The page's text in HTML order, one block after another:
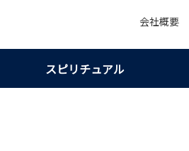
会社概要
スピリチュアル